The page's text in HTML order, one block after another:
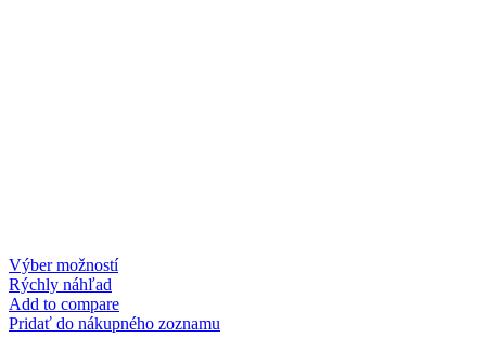
Výber možnostíThis
has
multiple
Rýchly náhľad
Add to compare
Pridať do nákupného zoznamu